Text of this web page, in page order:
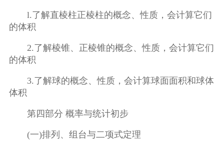
l.了解直棱柱正棱柱的概念、性质，会计算它们
的体积
2.了解棱锥、正棱锥的概念、性质，会计算它们
的体积
3.了解球的概念、性质，会计算球面面积和球体
体积
第四部分 概率与统计初步
(一)排列、组台与二项式定理